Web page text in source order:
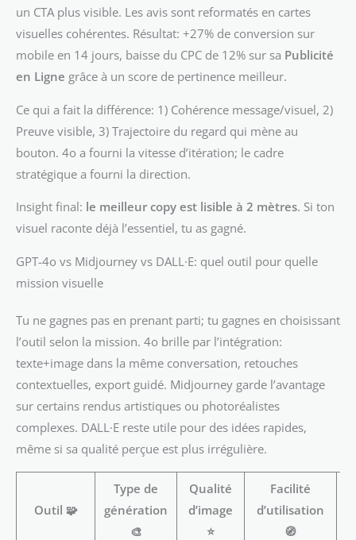
un CTA plus visible. Les avis sont reformatés en cartes
visuelles cohérentes. Résultat: +27% de conversion sur
mobile en 14 jours, baisse du CPC de 12% sur sa Publicité
en Ligne grâce à un score de pertinence meilleur.
Ce qui a fait la différence: 1) Cohérence message/visuel, 2)
Preuve visible, 3) Trajectoire du regard qui mène au
bouton. 4o a fourni la vitesse d’itération; le cadre
stratégique a fourni la direction.
Insight final: le meilleur copy est lisible à 2 mètres. Si ton
visuel raconte déjà l’essentiel, tu as gagné.
GPT-4o vs Midjourney vs DALL·E: quel outil pour quelle
mission visuelle
Tu ne gagnes pas en prenant parti; tu gagnes en choisissant
l’outil selon la mission. 4o brille par l’intégration:
texte+image dans la même conversation, retouches
contextuelles, export guidé. Midjourney garde l’avantage
sur certains rendus artistiques ou photoréalistes
complexes. DALL·E reste utile pour des idées rapides,
même si sa qualité perçue est plus irrégulière.
Outil 🧩
Type de
génération
🎨
Qualité
d’image
⭐
Facilité
d’utilisation
🧭